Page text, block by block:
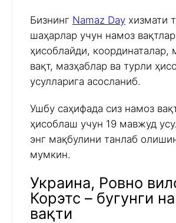
Бизнинг Namaz Day хизмати
шаҳарлар учун намоз
ҳисоблайди, координаталар,
вақт, мазҳаблар ва турли
усулларига асосланиб.
Ушбу саҳифада сиз намоз
ҳисоблаш учун 19 мавжуд
энг мақбулини танлаб
мумкин.
Украина, Ровно
Корэтс – бугунги
вақти